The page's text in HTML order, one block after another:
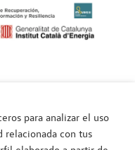
para analizar el uso
con tus